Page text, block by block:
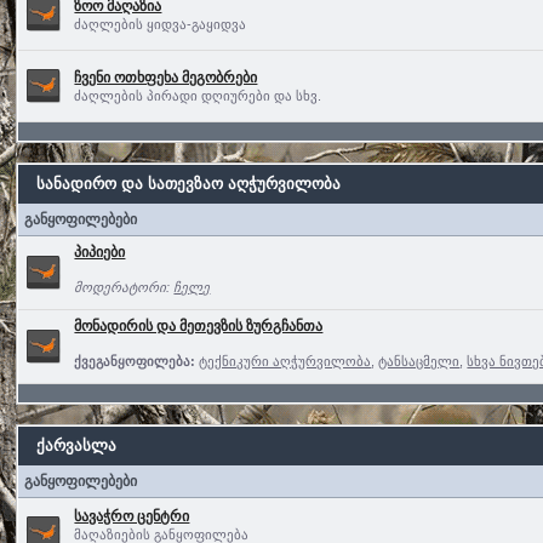
ზოო მაღაზია
ძაღლების ყიდვა-გაყიდვა
ჩვენი ოთხფეხა მეგობრები
ძაღლების პირადი დღიურები და სხვ.
სანადირო და სათევზაო აღჭურვილობა
განყოფილებები
პიპიები
მოდერატორი: ჩელე
მონადირის და მეთევზის ზურგჩანთა
ქვეგანყოფილება: ტექნიკური აღჭურვილობა ,ტანსაცმელი ,სხვა
ქარვასლა
განყოფილებები
სავაჭრო ცენტრი
მაღაზიების განყოფილება